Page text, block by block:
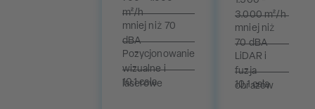
m²/h
mniej niż 70
dBA
Pozycjonowanie
wizualne i
laserowe
10,1 cala
3.000 m²/h
mniej niż
70 dBA
LiDAR i
fuzja
obrazów
10,1 cala